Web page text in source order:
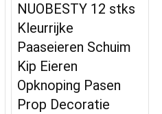
NUOBESTY 12 stks
Kleurrijke
Paaseieren Schuim
Kip Eieren
Opknoping Pasen
Prop Decoratie